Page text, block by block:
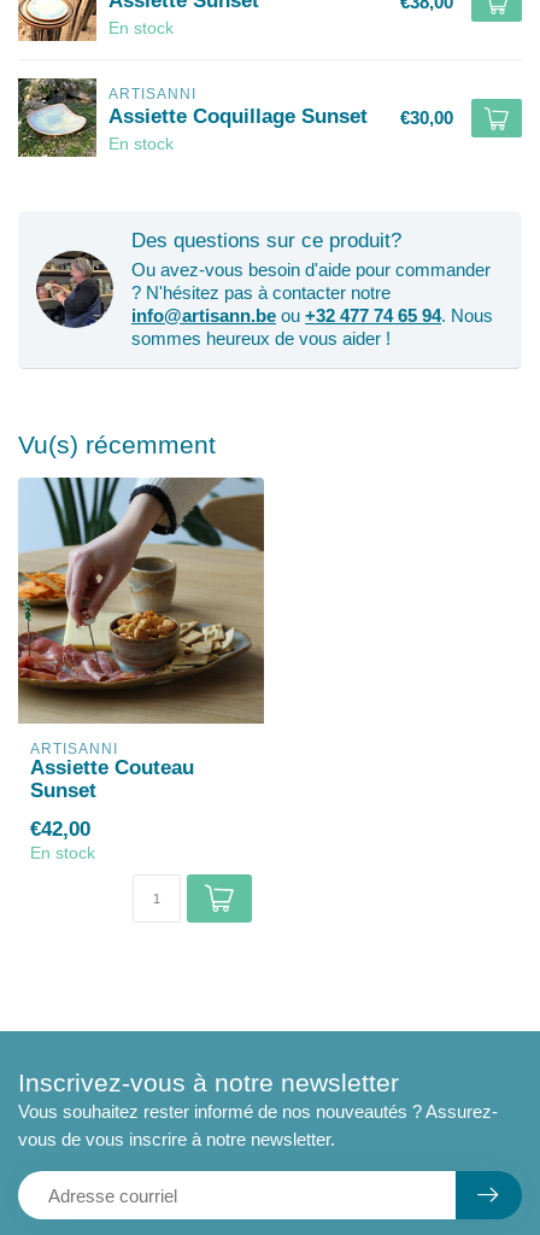
En stock
ARTISANNI
Assiette Coquillage Sunset
En stock
€30,00
Des questions sur ce produit?
Ou avez-vous besoin d'aide pour commander
? N'hésitez pas à contacter notre
info@artisann.be ou +32 477 74 65 94. Nous
sommes heureux de vous aider !
Vu(s) récemment
ARTISANNI
Assiette Couteau
Sunset
€42,00
En stock
Inscrivez-vous à notre newsletter
Vous souhaitez rester informé de nos nouveautés ? Assurez-
vous de vous inscrire à notre newsletter.